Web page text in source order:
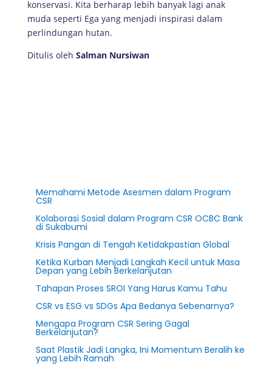
konservasi. Kita berharap lebih banyak lagi anak
muda seperti Ega yang menjadi inspirasi dalam
perlindungan hutan.
Ditulis oleh Salman Nursiwan
Memahami Metode Asesmen dalam Program
CSR
Kolaborasi Sosial dalam Program CSR OCBC Bank
di Sukabumi
Krisis Pangan di Tengah Ketidakpastian Global
Ketika Kurban Menjadi Langkah Kecil untuk Masa
Depan yang Lebih Berkelanjutan
Tahapan Proses SROI Yang Harus Kamu Tahu
CSR vs ESG vs SDGs Apa Bedanya Sebenarnya?
Mengapa Program CSR Sering Gagal
Berkelanjutan?
Saat Plastik Jadi Langka, Ini Momentum Beralih ke
yang Lebih Ramah